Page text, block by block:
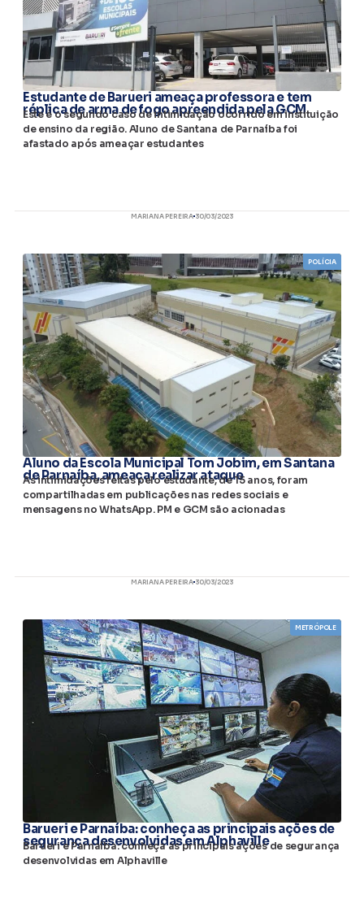
Estudante de Barueri ameaça professora e tem
réplica de arma de fogo apreendida pela GCM
Este é o segundo caso de intimidação ocorrido em instituição
de ensino da região. Aluno de Santana de Parnaíba foi
afastado após ameaçar estudantes
MARIANA PEREIRA 30/03/2023
POLÍCIA
Aluno da Escola Municipal Tom Jobim, em Santana
de Parnaíba, ameaça realizar ataque
As intimidações feitas pelo estudante, de 15 anos, foram
compartilhadas em publicações nas redes sociais e
mensagens no WhatsApp. PM e GCM são acionadas
MARIANA PEREIRA 30/03/2023
METRÓPOLE
Barueri e Parnaíba: conheça as principais ações de
segurança desenvolvidas em Alphaville
Barueri e Parnaíba: conheça as principais ações de segurança
desenvolvidas em Alphaville